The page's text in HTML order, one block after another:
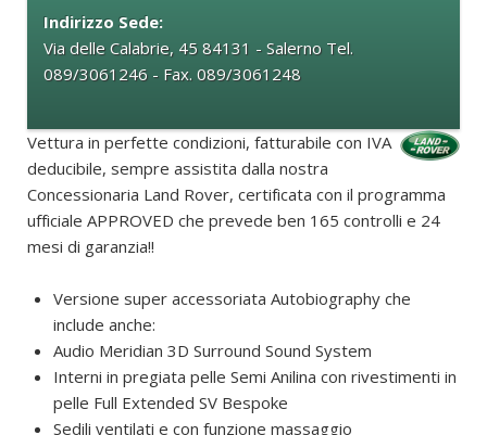
Indirizzo Sede:
Via delle Calabrie, 45 84131 - Salerno Tel.
089/3061246 - Fax. 089/3061248
Vettura in perfette condizioni, fatturabile con IVA
deducibile, sempre assistita dalla nostra
Concessionaria Land Rover, certificata con il programma
ufficiale APPROVED che prevede ben 165 controlli e 24
mesi di garanzia!!
Versione super accessoriata Autobiography che
include anche:
Audio Meridian 3D Surround Sound System
Interni in pregiata pelle Semi Anilina con rivestimenti in
pelle Full Extended SV Bespoke
Sedili ventilati e con funzione massaggio